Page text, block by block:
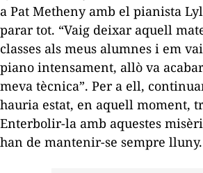
a Pat Metheny amb el pianista
parar tot. “Vaig deixar aquell
classes als meus alumnes i em
piano intensament, allò va
meva tècnica”. Per a ell,
hauria estat, en aquell moment,
Enterbolir-la amb aquestes
han de mantenir-se sempre lluny.